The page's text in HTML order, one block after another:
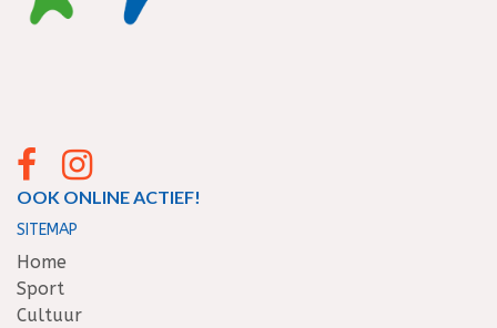
OOK ONLINE ACTIEF!
SITEMAP
Home
Sport
Cultuur